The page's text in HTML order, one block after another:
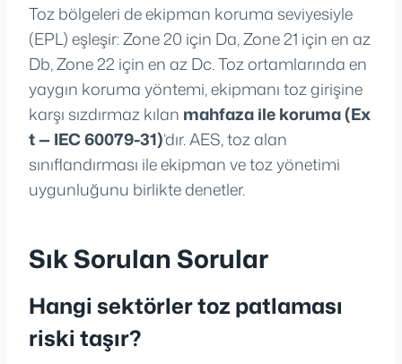
Toz bölgeleri de ekipman koruma seviyesiyle
(EPL) eşleşir: Zone 20 için Da, Zone 21 için en az
Db, Zone 22 için en az Dc. Toz ortamlarında en
yaygın koruma yöntemi, ekipmanı toz girişine
karşı sızdırmaz kılan mahfaza ile koruma (Ex
t — IEC 60079-31)‘dır. AES, toz alan
sınıflandırması ile ekipman ve toz yönetimi
uygunluğunu birlikte denetler.
Sık Sorulan Sorular
Hangi sektörler toz patlaması
riski taşır?